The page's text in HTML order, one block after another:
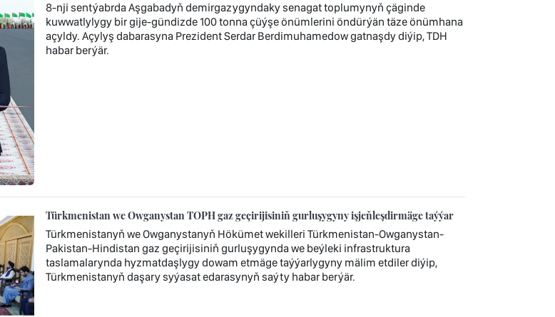
8-nji sentýabrda Aşgabadyň demirgazygyndaky senagat toplumynyň çäginde
kuwwatlylygy bir gije-gündizde 100 tonna çüýşe önümlerini öndürýän täze önümhana
açyldy. Açylyş dabarasyna Prezident Serdar Berdimuhamedow gatnaşdy diýip, TDH
habar berýär.
Türkmenistan we Owganystan TOPH gaz geçirijisiniň gurluşygyny işjeňleşdirmäge taýýar
Türkmenistanyň we Owganystanyň Hökümet wekilleri Türkmenistan-Owganystan-
Pakistan-Hindistan gaz geçirijisiniň gurluşygynda we beýleki infrastruktura
taslamalarynda hyzmatdaşlygy dowam etmäge taýýarlygyny mälim etdiler diýip,
Türkmenistanyň daşary syýasat edarasynyň saýty habar berýär.